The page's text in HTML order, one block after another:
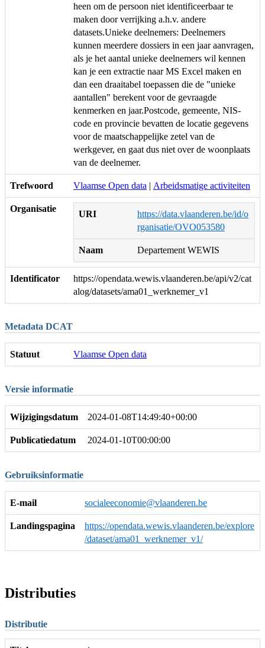
heen om de persoon niet identificeerbaar te
maken door verrijking a.h.v. andere
datasets.Unieke deelnemers: Deelnemers
kunnen meerdere dossiers in een jaar aanvragen,
als je het aantal unieke deelnemers wil kennen
kan je een extractie naar MS Excel maken en
dan een draaitabel toepassen die de "unieke
aantallen" berekent voor de gevraagde
kenmerken en jaar.Postcode, gemeente, NIS-
code en provincie bevatten de locatie gegevens
voor de maatschappelijke zetel van de
werkgever, en gaat dus niet over de woonplaats
van de deelnemer.
Trefwoord Vlaamse Open data | Arbeidsmatige activiteiten
Organisatie
URI
https://data.vlaanderen.be/id/o
rganisatie/OVO053580
Naam Departement WEWIS
Identificator
https://opendata.wewis.vlaanderen.be/api/v2/cat
alog/datasets/ama01_werknemer_v1
Metadata DCAT
Statuut Vlaamse Open data
Versie informatie
Wijzigingsdatum 2024-01-08T14:49:40+00:00
Publicatiedatum 2024-01-10T00:00:00
Gebruiksinformatie
E-mail socialeeconomie@vlaanderen.be
Landingspagina
https://opendata.wewis.vlaanderen.be/explore
/dataset/ama01_werknemer_v1/
Distributies
Distributie